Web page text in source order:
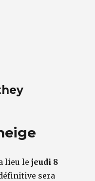
lieu lejeudi 8
sera